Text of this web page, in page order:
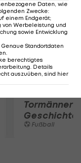
Tormänner
Geschichte
Fußball
Daten, wie
Zwecke:
einem Endgerät;
von Werbeleistung und
sowie Entwicklung
Genaue Standortdaten
.
berechtigtes
Details
auszuüben, sind hier